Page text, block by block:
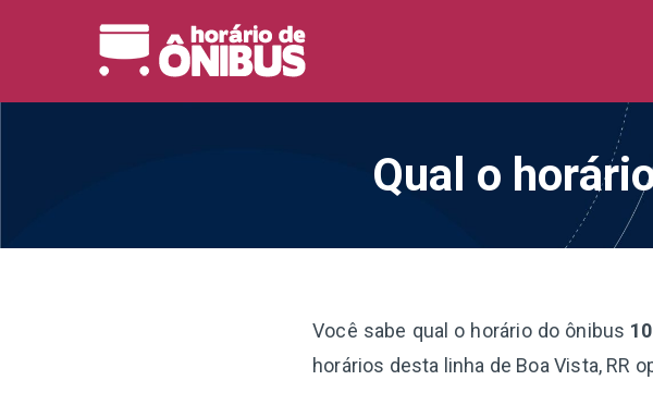
Qual o
Você sabe qual o horário do ônibus
horários desta linha de Boa Vista, RR